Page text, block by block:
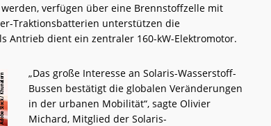
verfügen über eine Brennstoffzelle mit
Traktionsbatterien unterstützen die
Antrieb dient ein zentraler 160-kW-Elektromotor.
„Das große Interesse an Solaris-Wasserstoff-
Bussen bestätigt die globalen Veränderungen
in der urbanen Mobilität“, sagte Olivier
Michard, Mitglied der Solaris-